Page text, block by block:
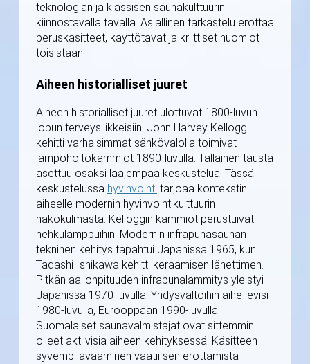
teknologian ja klassisen saunakulttuurin
kiinnostavalla tavalla. Asiallinen tarkastelu erottaa
peruskäsitteet, käyttötavat ja kriittiset huomiot
toisistaan.
Aiheen historialliset juuret
Aiheen historialliset juuret ulottuvat 1800-luvun
lopun terveysliikkeisiin. John Harvey Kellogg
kehitti varhaisimmat sähkövalolla toimivat
lämpöhoitokammiot 1890-luvulla. Tällainen tausta
asettuu osaksi laajempaa keskustelua. Tässä
keskustelussa hyvinvointi tarjoaa kontekstin
aiheelle modernin hyvinvointikulttuurin
näkökulmasta. Kelloggin kammiot perustuivat
hehkulamppuihin. Modernin infrapunasaunan
tekninen kehitys tapahtui Japanissa 1965, kun
Tadashi Ishikawa kehitti keraamisen lähettimen.
Pitkän aallonpituuden infrapunalämmitys yleistyi
Japanissa 1970-luvulla. Yhdysvaltoihin aihe levisi
1980-luvulla, Eurooppaan 1990-luvulla.
Suomalaiset saunavalmistajat ovat sittemmin
olleet aktiivisia aiheen kehityksessä. Käsitteen
syvempi avaaminen vaatii sen erottamista